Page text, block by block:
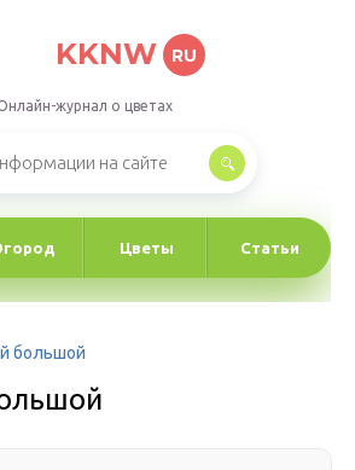
KKNW RU
журнал о цветах
Цветы Статьи
большой